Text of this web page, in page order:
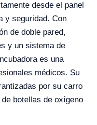
desde el panel
y seguridad. Con
de doble pared,
y un sistema de
es una
médicos. Su
por su carro
botellas de oxígeno